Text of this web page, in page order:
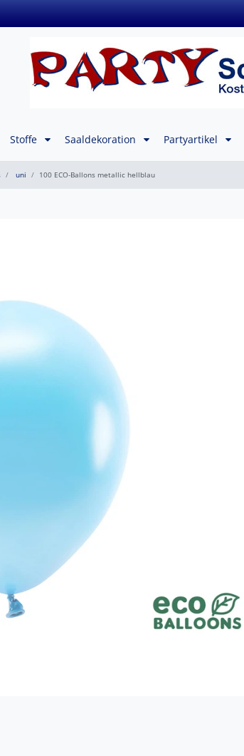
Stoffe Saaldekoration Partyartikel
uni 100 ECO-Ballons metallic hellblau